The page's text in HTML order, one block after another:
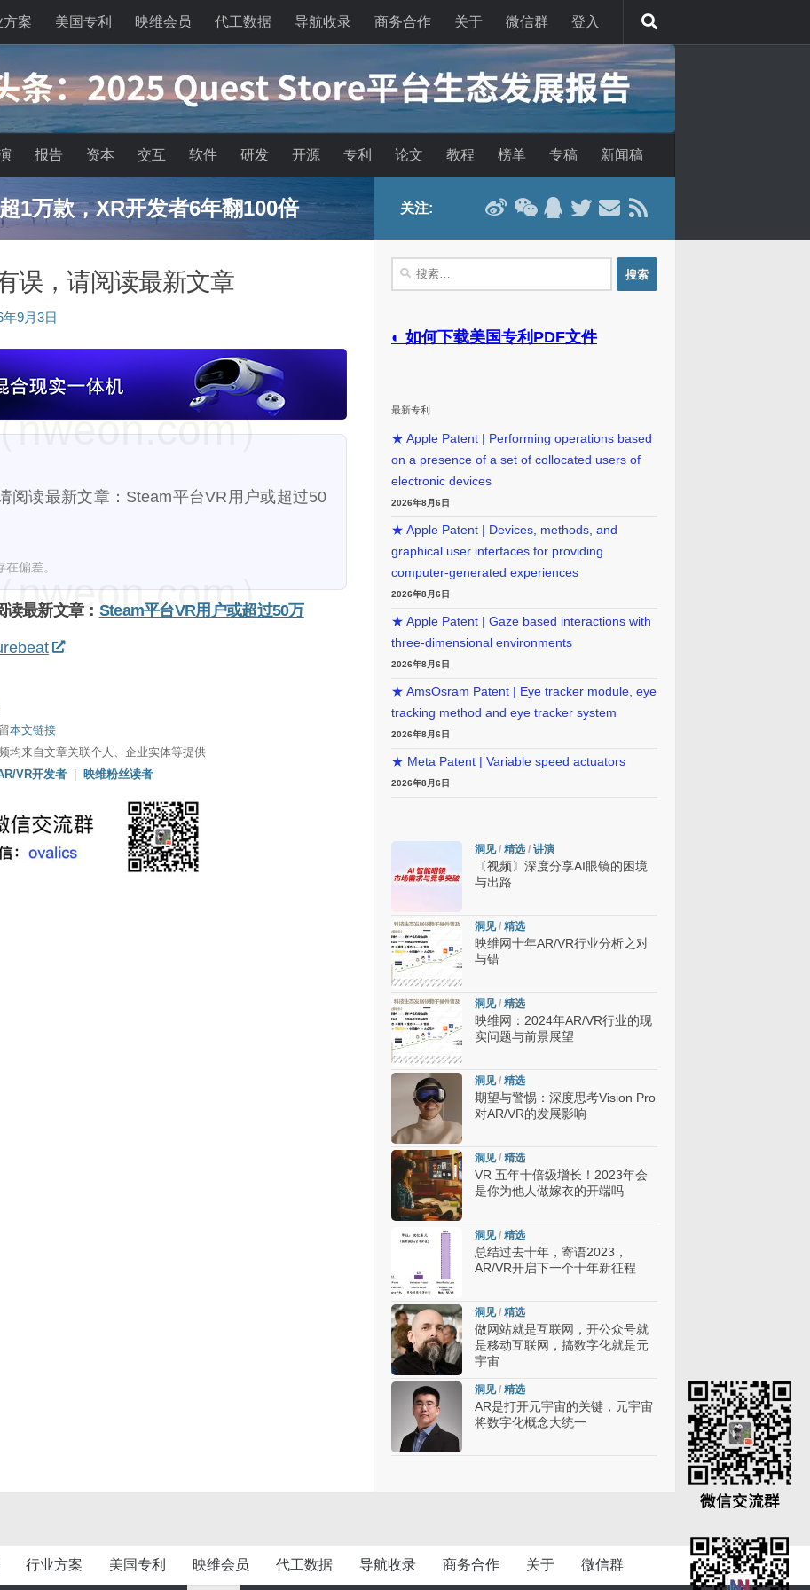
方案 美国专利 映维会员 代工数据 导航收录 商务合作 关于 微信群 登入
报告 资本 交互 软件 研发 开源 专利 论文 教程 榜单 专稿 新闻稿
1万款，XR开发者6年翻100倍
误，请阅读最新文章
年9月3日
阅读最新文章：Steam平台VR用户或超过50
偏差。
最新文章： Steam平台VR用户或超过50万
nweon.com）
nweon.com）
本文链接
均来自文章关联个人、企业实体等提供
VR开发者 | 映维粉丝读者
关注:
搜
索：
◐ 如何下载美国专利PDF文件
最新专利
★ Apple Patent | Performing operations based
on a presence of a set of collocated users of
electronic devices
2026年8月6日
★ Apple Patent | Devices, methods, and
graphical user interfaces for providing
computer-generated experiences
2026年8月6日
★ Apple Patent | Gaze based interactions with
three-dimensional environments
2026年8月6日
★ AmsOsram Patent | Eye tracker module, eye
tracking method and eye tracker system
2026年8月6日
★ Meta Patent | Variable speed actuators
2026年8月6日
洞见/ 精选 / 讲演
〔视频〕深度分享AI眼镜的困境
与出路
洞见/ 精选
映维网十年AR/VR行业分析之对
与错
洞见/ 精选
映维网：2024年AR/VR行业的现
实问题与前景展望
洞见/ 精选
期望与警惕：深度思考Vision Pro
对AR/VR的发展影响
洞见/ 精选
VR 五年十倍级增长！2023年会
是你为他人做嫁衣的开端吗
洞见/ 精选
总结过去十年，寄语2023，
AR/VR开启下一个十年新征程
洞见/ 精选
做网站就是互联网，开公众号就
是移动互联网，搞数字化就是元
宇宙
洞见/ 精选
AR是打开元宇宙的关键，元宇宙
将数字化概念大统一
行业方案 美国专利 映维会员 代工数据 导航收录 商务合作 关于 微信群